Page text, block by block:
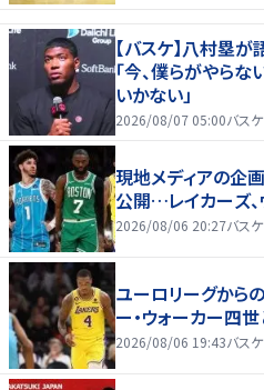
【バスケ】八村塁
「今、僕らがやら
いかない」
2026/08/07 05:00バスケ
現地メディアの企
公開…レイカーズ
2026/08/06 20:27バスケ
ユーロリーグから
ー・ウォーカー四
2026/08/06 19:43バスケ